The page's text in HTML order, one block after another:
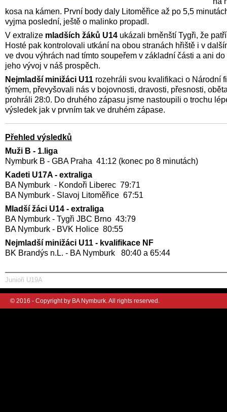
kosa na kámen. První body daly Litoměřice až po 5,5
vyjma poslední, ještě o malinko propadl.
V extralize mladších žáků U14 ukázali brněnští Tygři, že
Hosté pak kontrolovali utkání na obou stranách hřiště i v
ve dvou výhrách nad tímto soupeřem v základní části a ani
jeho vývoj v náš prospěch.
Nejmladší minižáci U11 rozehráli svou kvalifikaci o Národní
týmem, převyšovali nás v bojovnosti, dravosti, přesnosti,
prohráli 28:0. Do druhého zápasu jsme nastoupili o trochu
výsledek jak v prvním tak ve druhém zápase.
Přehled výsledků
Muži B - 1.liga
Nymburk B - GBA Praha 41:12 (konec po 8 minutách)
Kadeti U17A - extraliga
BA Nymburk - Kondoři Liberec 79:71
BA Nymburk - Slavoj Litoměřice 67:51
Mladší žáci U14 - extraliga
BA Nymburk - Tygři JBC Brno 43:79
BA Nymburk - BVK Holice 80:55
Nejmladší minižáci U11 - kvalifikace NF
BK Brandýs n.L. - BA Nymburk 80:40 a 65:44
Junioři U19A
© 2016 - Copyright by BA Nymburk. All rights reserved.